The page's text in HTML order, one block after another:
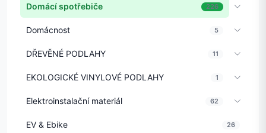
Domácí spotřebiče 226
Domácnost 5
DŘEVĚNÉ PODLAHY 11
EKOLOGICKÉ VINYLOVÉ PODLAHY 1
Elektroinstalační materiál 62
EV & Ebike 26